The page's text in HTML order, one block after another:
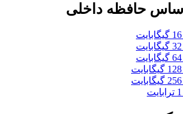
حافظه داخلی